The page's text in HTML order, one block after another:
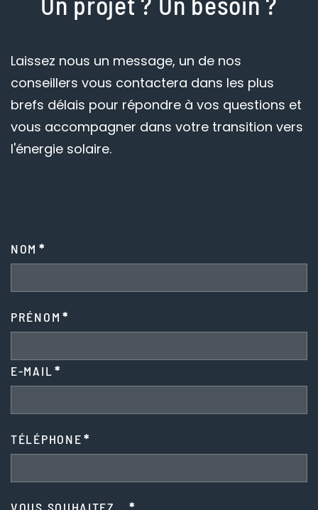
Laissez nous un message, un de nos
conseillers vous contactera dans les plus
brefs délais pour répondre à vos questions et
vous accompagner dans votre transition vers
l'énergie solaire.
NOM *
PRÉNOM *
E-MAIL*
TÉLÉPHONE*